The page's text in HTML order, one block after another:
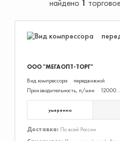
найдено 1
ООО "МЕГАОПТ-ТОРГ"
Вид компрессора передвижной
Производитель­ность, л/мин 12000
Давление, бар 12
Тип привода ременной
Ресивер нет
Мощность, кВт 134
Тип двигателя дизельный
умеренно
Доставка: По всей России